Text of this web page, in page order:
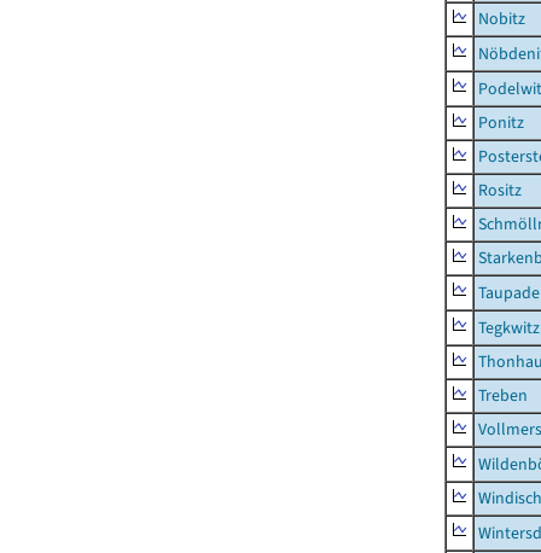
Nobitz
Ponitz
Rositz
Tegkwitz
Treben